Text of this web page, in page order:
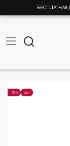
БЕСПЛАТНАЯ
-45% ХИТ